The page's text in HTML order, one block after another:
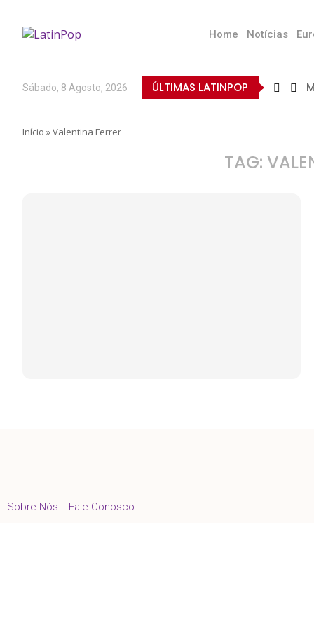
Home Notícias
Sábado, 8 Agosto, 2026 ÚLTIMAS LATINPOP
Início »Valentina Ferrer
TAG:
Sobre Nós | Fale Conosco